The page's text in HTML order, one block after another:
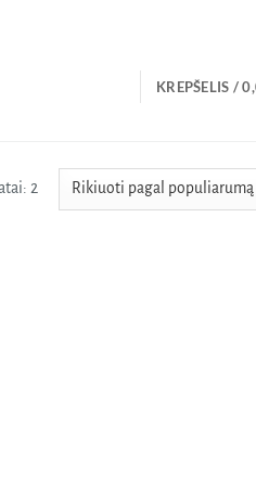
KREPŠELIS /
2Rūšiuojama
pagal